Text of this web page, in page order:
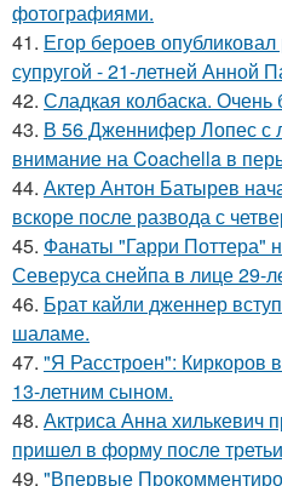
фотографиями.
41. Егор бероев
супругой - 21-летней Анной
42. Сладкая колбаска. Очень
43. В 56 Дженнифер Лопес с
внимание на Coachella в
44. Актер Антон Батырев
вскоре после развода с
45. Фанаты "Гарри Поттера"
Северуса снейпа в лице 29-
46. Брат кайли дженнер
шаламе.
47. "Я Расстроен": Киркоров
13-летним сыном.
48. Актриса Анна хилькевич
пришел в форму после
49. "Впервые